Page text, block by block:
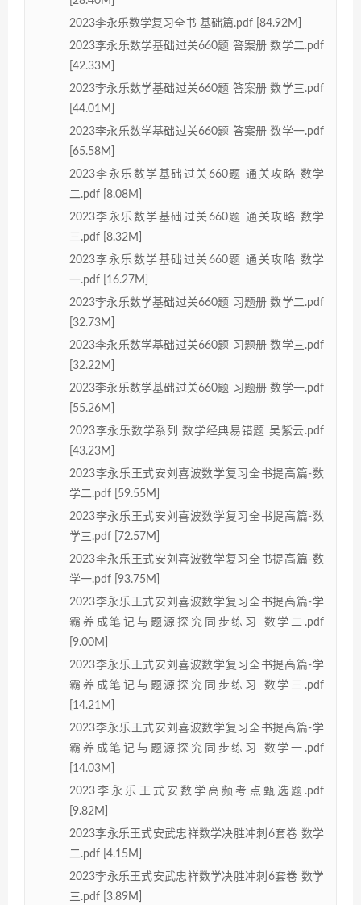
2023李永乐数学复习全书 基础篇.pdf [84.92M]
2023李永乐数学基础过关660题 答案册 数学二.pdf
[42.33M]
2023李永乐数学基础过关660题 答案册 数学三.pdf
[44.01M]
2023李永乐数学基础过关660题 答案册 数学一.pdf
[65.58M]
2023李永乐数学基础过关660题 通关攻略 数学
二.pdf [8.08M]
2023李永乐数学基础过关660题 通关攻略 数学
三.pdf [8.32M]
2023李永乐数学基础过关660题 通关攻略 数学
一.pdf [16.27M]
2023李永乐数学基础过关660题 习题册 数学二.pdf
[32.73M]
2023李永乐数学基础过关660题 习题册 数学三.pdf
[32.22M]
2023李永乐数学基础过关660题 习题册 数学一.pdf
[55.26M]
2023李永乐数学系列 数学经典易错题 吴紫云.pdf
[43.23M]
2023李永乐王式安刘喜波数学复习全书提高篇-数
学二.pdf [59.55M]
2023李永乐王式安刘喜波数学复习全书提高篇-数
学三.pdf [72.57M]
2023李永乐王式安刘喜波数学复习全书提高篇-数
学一.pdf [93.75M]
2023李永乐王式安刘喜波数学复习全书提高篇-学
霸养成笔记与题源探究同步练习 数学二.pdf
[9.00M]
2023李永乐王式安刘喜波数学复习全书提高篇-学
霸养成笔记与题源探究同步练习 数学三.pdf
[14.21M]
2023李永乐王式安刘喜波数学复习全书提高篇-学
霸养成笔记与题源探究同步练习 数学一.pdf
[14.03M]
2023李永乐王式安数学高频考点甄选题.pdf
[9.82M]
2023李永乐王式安武忠祥数学决胜冲刺6套卷 数学
二.pdf [4.15M]
2023李永乐王式安武忠祥数学决胜冲刺6套卷 数学
三.pdf [3.89M]